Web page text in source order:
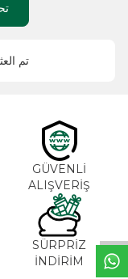
تم
GÜVENLİ
ALIŞVERİŞ
SÜRPRİZ
İNDİRİM